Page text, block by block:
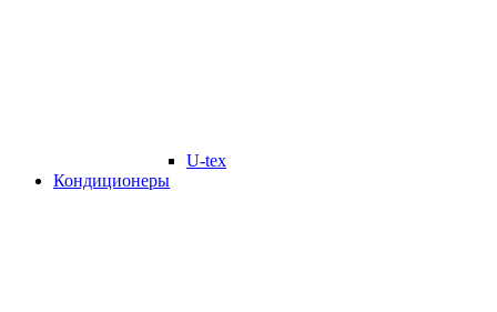
U-tex
Кондиционеры